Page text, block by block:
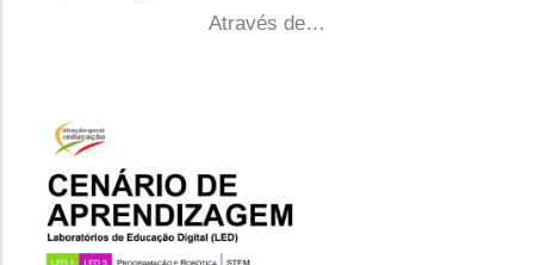
Através de…